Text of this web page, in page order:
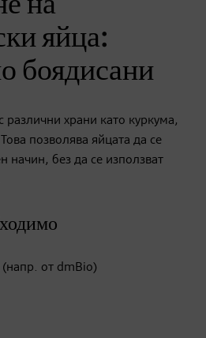
яйца:
боядисани
различни храни като куркума,
позволява яйцата да се
начин, без да се използват
(напр. от dmBio)